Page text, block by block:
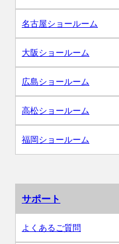
名古屋ショールーム
大阪ショールーム
広島ショールーム
高松ショールーム
福岡ショールーム
サポート
よくあるご質問